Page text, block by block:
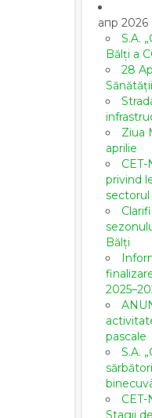
апр 2026
S.A.
Bălți a
28
Ziua
aprilie
privind
Bălți
pascale
S.A.
Stagii